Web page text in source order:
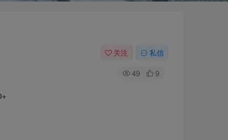
关注 私信
49 9